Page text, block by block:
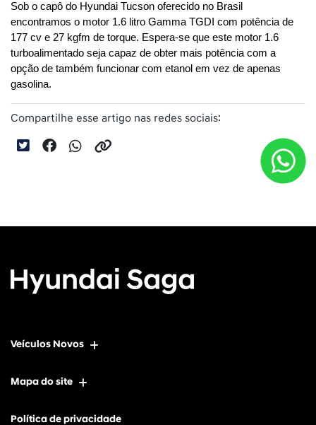
Sob o capô do Hyundai Tucson oferecido no Brasil
encontramos o motor 1.6 litro Gamma TGDI com potência de
177 cv e 27 kgfm de torque. Espera-se que este motor 1.6
turboalimentado seja capaz de obter mais potência com a
opção de também funcionar com etanol em vez de apenas
gasolina.
Compartilhe esse artigo nas redes sociais:
Veículos Novos
Mapa do site
Política de privacidade